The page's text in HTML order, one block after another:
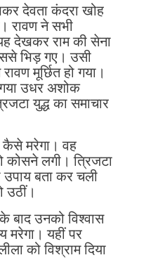
देवता कंदरा खोह
रावण ने सभी
देखकर राम की सेना
भिड़ गए। उसी
मूर्छित हो गया।
उधर अशोक
युद्ध का समाचार
कैसे मरेगा। वह
कोसने लगी। त्रिजटा
बता कर चली
उठीं।
बाद उनको विश्वास
मरेगा। यहीं पर
को विश्राम दिया